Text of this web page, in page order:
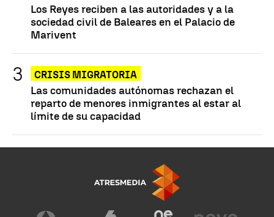
Los Reyes reciben a las autoridades y a la
sociedad civil de Baleares en el Palacio de
Marivent
CRISIS MIGRATORIA
Las comunidades autónomas rechazan el
reparto de menores inmigrantes al estar al
límite de su capacidad